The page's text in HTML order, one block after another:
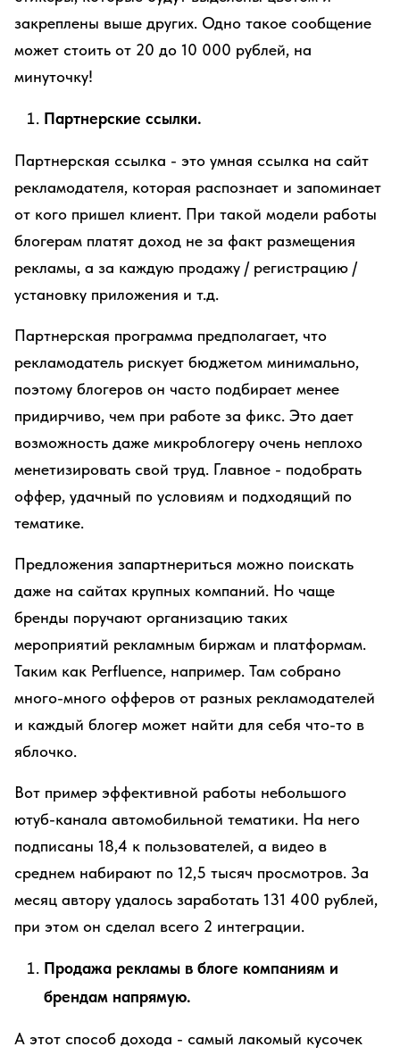
закреплены выше других. Одно такое сообщение
может стоить от 20 до 10 000 рублей, на
минуточку!
Партнерские ссылки.
Партнерская ссылка - это умная ссылка на сайт
рекламодателя, которая распознает и запоминает
от кого пришел клиент. При такой модели работы
блогерам платят доход не за факт размещения
рекламы, а за каждую продажу / регистрацию /
установку приложения и т.д.
Партнерская программа предполагает, что
рекламодатель рискует бюджетом минимально,
поэтому блогеров он часто подбирает менее
придирчиво, чем при работе за фикс. Это дает
возможность даже микроблогеру очень неплохо
менетизировать свой труд. Главное - подобрать
оффер, удачный по условиям и подходящий по
тематике.
Предложения запартнериться можно поискать
даже на сайтах крупных компаний. Но чаще
бренды поручают организацию таких
мероприятий рекламным биржам и платформам.
Таким как Perfluence, например. Там собрано
много-много офферов от разных рекламодателей
и каждый блогер может найти для себя что-то в
яблочко.
Вот пример эффективной работы небольшого
ютуб-канала автомобильной тематики. На него
подписаны 18,4 к пользователей, а видео в
среднем набирают по 12,5 тысяч просмотров. За
месяц автору удалось заработать 131 400 рублей,
при этом он сделал всего 2 интеграции.
Продажа рекламы в блоге компаниям и
брендам напрямую.
А этот способ дохода - самый лакомый кусочек